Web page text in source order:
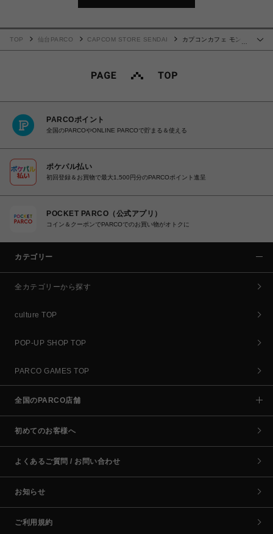
TOP 仙台PARCO CAPCOM STORE SENDAI
カプコンカフェ モンス
PARCOポイント
全国のPARCOやONLINE PARCOで貯まる＆使える
ポケパル払い
初回登録＆お買物で最大1,500円分のPARCOポイント進呈
POCKET PARCO（公式アプリ）
コイン＆クーポンでPARCOでのお買い物がオトクに
カテゴリー
全カテゴリーから探す
culture TOP
POP-UP SHOP TOP
PARCO GAMES TOP
全国のPARCO店舗
初めてのお客様へ
よくあるご質問 / お問い合わせ
お知らせ
ご利用規約